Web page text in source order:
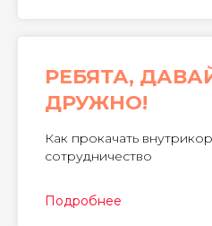
РЕБЯТА,
ДРУЖНО!
Как прокачать
сотрудничество
Подробнее